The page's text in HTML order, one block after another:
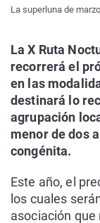
La superluna de
La X Ruta
recorrerá el
en las
destinará lo
agrupación
menor de dos
congénita.
Este año, el
los cuales
asociación que